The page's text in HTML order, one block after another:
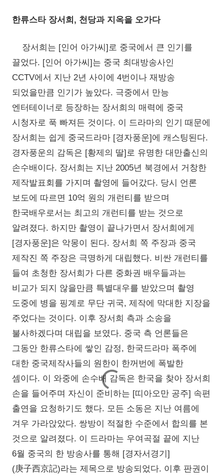
한류스타 장서희, 천당과 지옥을 오가다
장서희는 [인어 아가씨]로 중국에서 큰 인기를
끌었다. [인어 아가씨]는 중국 최대방송사인
CCTV에서 지난 2년 사이에 4번이나 재방송
되었을만큼 인기가 높았다. 극중에서 만능
엔터테이너로 등장하는 장서희의 매력에 중국
시청자로 푹 빠져든 것이다. 이 드라마의 인기 때문에
장서희는 쉽게 중국드라마 [경자풍운]에 캐스팅된다.
경자풍운의 감독은 [황제의 딸]로 유명한 대만출신의
손수배이다. 장서희는 지난 2005년 북경에서 거창한
제작발표회를 가지며 촬영에 들어갔다. 당시 언론
보도에 따르면 10억 원의 개런티를 받으며
한국배우로서는 최고의 개런티를 받는 것으로
알려졌다. 하지만 촬영이 끝나가면서 장서희에게
[경자풍운]은 악몽이 된다. 장서희 쪽 주장과 중국
제작진 쪽 주장은 극명하게 대립했다. 비싼 개런티를
들여 초청한 장서희가 다른 중화권 배우들과는
비교가 되지 않을만큼 특별대우를 받았으며 촬영
도중에 병을 핑계로 무단 귀국, 제작에 막대한 지장을
주었다는 것이다. 이후 장서희 측과 소송을
불사하겠다며 대립을 보였다. 중국 측 언론들은
그동안 한류스타에 쌓인 감정, 한국드라마 폭주에
대한 중국제작사들의 원한이 한꺼번에 폭발한
셈이다. 이 와중에 손수배 감독은 한국을 찾아 장서희
손을 들어주며 자신이 준비하는 [띠아오만 공주] 속편
출연을 요청하기도 했다. 모든 소동은 지난 여름에
겨우 가라앉았다. 쌍방이 적절한 수준에서 합의를 본
것으로 알려졌다. 이 드라마는 우여곡절 끝에 지난
6월 중국의 한 방송사를 통해 [경자서경기]
(庚子西京記)라는 제목으로 방송되었다. 이후 판권이